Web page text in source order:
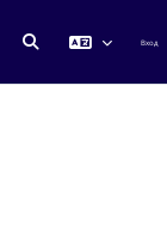
ИЗМЕНИТЬ Вход